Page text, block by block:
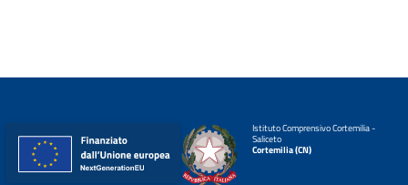
Istituto Comprensivo Cortemilia -
Saliceto
Cortemilia (CN)